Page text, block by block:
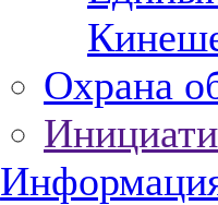
Охрана